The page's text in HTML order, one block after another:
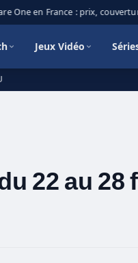
One en France : prix, couverture
Jeux Vidéo
22 au 28